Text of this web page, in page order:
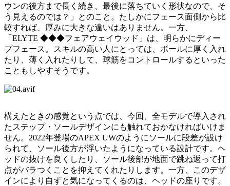
ウンの後方まで長く続き、最後に落ちていく形状なので、そ
う見えるのでは？」とのこと。たしかにフェース面側から比
較すれば、厚みに大きな違いはありません。一方、
「ELYTE ◆◆◆フェアウェイウッド」は、明らかにディー
プフェース。スキルの高い人にとっては、ボールに厚く入れ
たり、薄く入れたりして、球筋をコントロールするといった
こともしやすそうです。
構えたときの感覚という点では、今回、全モデルで導入され
たステップ・ソールデザインにも触れておかなければいけま
せん。2022年登場のAPEX UWのようにソールに段差が設け
られて、ソール後方が浮いたようになっている設計です。ヘ
ッドの抜けを良くしたり、ソール後部が地面で跳ね返って打
点がバラつくことを抑えてくれたりします。一方、このデザ
インにより自ずと気になってくるのは、ヘッドの座りです。